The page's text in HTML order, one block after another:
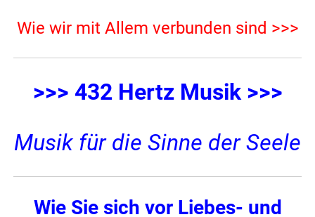
Wie wir mit Allem verbunden sind >>>
>>> 432 Hertz Musik >>>
Musik für die Sinne der Seele
Wie Sie sich vor Liebes- und